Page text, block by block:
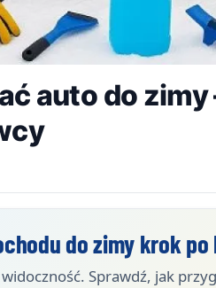
auto do zimy
do zimy krok
Sprawdź, jak